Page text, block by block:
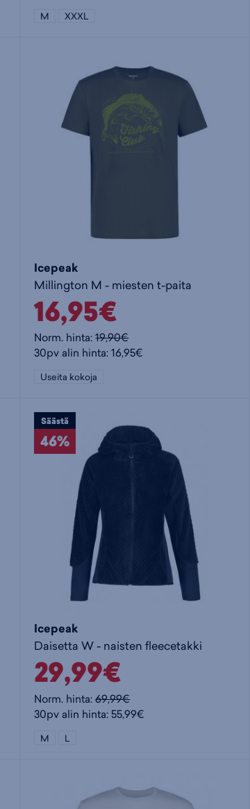
M XXXL
Icepeak
Millington M - miesten t-paita
16,95€
Norm. hinta:19,90€
30pv alin hinta: 16,95€
Useita kokoja
Säästä
46%
Icepeak
Daisetta W - naisten fleecetakki
29,99€
Norm. hinta:69,99€
30pv alin hinta: 55,99€
M L